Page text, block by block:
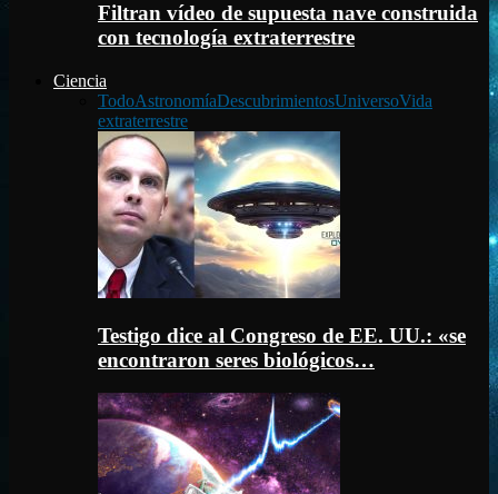
Filtran vídeo de supuesta nave construida
con tecnología extraterrestre
Ciencia
TodoAstronomíaDescubrimientosUniversoVida
extraterrestre
Testigo dice al Congreso de EE. UU.: «se
encontraron seres biológicos…